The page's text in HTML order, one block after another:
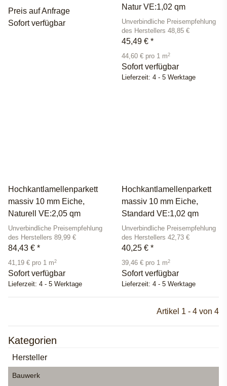
Preis auf Anfrage
Sofort verfügbar
Natur VE:1,02 qm
Unverbindliche Preisempfehlung
des Herstellers 48,85 €
45,49 € *
44,60 € pro 1 m2
Sofort verfügbar
Lieferzeit: 4 - 5 Werktage
Hochkantlamellenparkett
massiv 10 mm Eiche,
Naturell VE:2,05 qm
Unverbindliche Preisempfehlung
des Herstellers 89,99 €
84,43 € *
41,19 € pro 1 m2
Sofort verfügbar
Lieferzeit: 4 - 5 Werktage
Hochkantlamellenparkett
massiv 10 mm Eiche,
Standard VE:1,02 qm
Unverbindliche Preisempfehlung
des Herstellers 42,73 €
40,25 € *
39,46 € pro 1 m2
Sofort verfügbar
Lieferzeit: 4 - 5 Werktage
Artikel 1 - 4 von 4
Kategorien
Hersteller
Bauwerk